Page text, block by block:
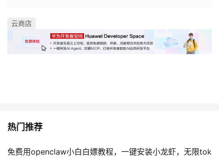
云商店
热门推荐
免费用openclaw小白白嫖教程，一键安装小龙虾，无限tok